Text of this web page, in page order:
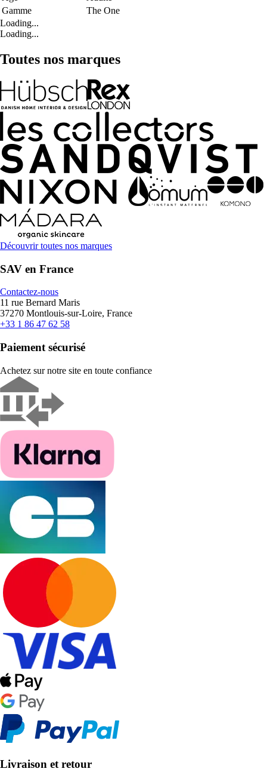
Gamme
The One
Loading...
Loading...
Toutes nos marques
Découvrir toutes nos marques
SAV en France
Contactez-nous
11 rue Bernard Maris
37270 Montlouis-sur-Loire, France
+33 1 86 47 62 58
Paiement sécurisé
Achetez sur notre site en toute confiance
Livraison et retour